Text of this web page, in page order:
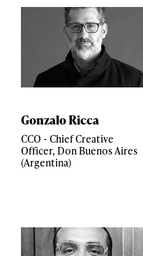
Gonzalo Ricca
CCO - Chief Creative
Officer, Don Buenos Aires
(Argentina)